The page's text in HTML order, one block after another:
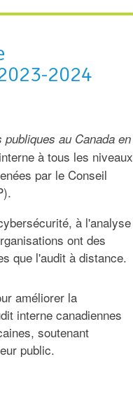
2024
au Canada en
à tous les niveaux
par le Conseil
à l'analyse
ont des
que l'audit à distance.
améliorer la
interne canadiennes
soutenant
public.